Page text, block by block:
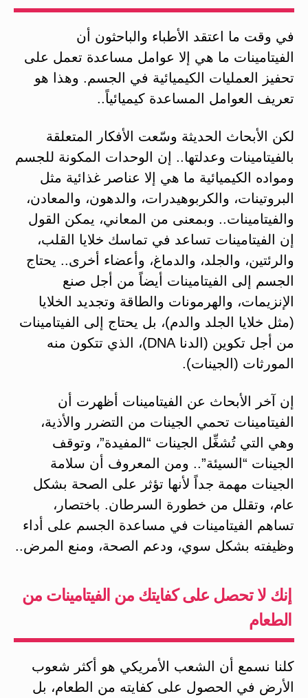
في وقت ما اعتقد الأطباء والباحثون أن
الفيتامينات ما هي إلا عوامل مساعدة تعمل على
تحفيز العمليات الكيميائية في الجسم. وهذا هو
تعريف العوامل المساعدة كيميائياً..
لكن الأبحاث الحديثة وسّعت الأفكار المتعلقة
بالفيتامينات وعدلتها.. إن الوحدات المكونة للجسم
ومواده الكيميائية ما هي إلا عناصر غذائية مثل
البروتينات، والكربوهيدرات، والدهون، والمعادن،
والفيتامينات.. وبمعنى من المعاني، يمكن القول
إن الفيتامينات تساعد في تماسك خلايا القلب،
والرئتين، والجلد، والدماغ، وأعضاء أخرى.. يحتاج
الجسم إلى الفيتامينات أيضاً من أجل صنع
الإنزيمات، والهرمونات والطاقة وتجديد الخلايا
(مثل خلايا الجلد والدم)، بل يحتاج إلى الفيتامينات
من أجل تكوين (الدنا DNA)، الذي تتكون منه
المورثات (الجينات).
إن آخر الأبحاث عن الفيتامينات أظهرت أن
الفيتامينات تحمي الجينات من التضرر والأذية،
وهي التي تُشغِّل الجينات “المفيدة”، وتوقف
الجينات “السيئة”.. ومن المعروف أن سلامة
الجينات مهمة جداً لأنها تؤثر على الصحة بشكل
عام، وتقلل من خطورة السرطان. باختصار،
تساهم الفيتامينات في مساعدة الجسم على أداء
وظيفته بشكل سوي، ودعم الصحة، ومنع المرض..
إنك لا تحصل على كفايتك من الفيتامينات من
الطعام
كلنا نسمع أن الشعب الأمريكي هو أكثر شعوب
الأرض في الحصول على كفايته من الطعام، بل